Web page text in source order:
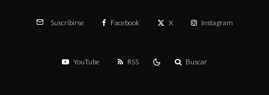
Suscribirse Facebook X Instagram
YouTube RSS Buscar